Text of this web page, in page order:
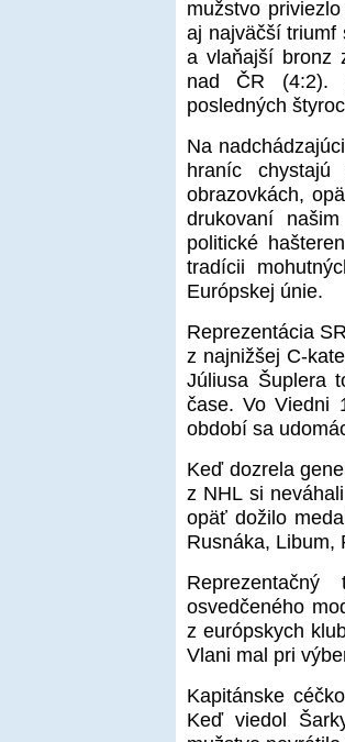
mužstvo
aj najväčší triumf
a vlaňajší bronz
nad ČR (4:2).
posledných
Na
hraníc
obrazovkách,
drukovaní
politické
tradícii
Európskej únie.
Reprezentácia
z najnižšej C-
Júliusa Šuplera
čase. Vo Viedni
období sa
Keď dozrela
z NHL si
opäť dožilo
Rusnáka, Libum,
osvedčeného
z európskych
Vlani mal pri
Kapitánske
Keď viedol